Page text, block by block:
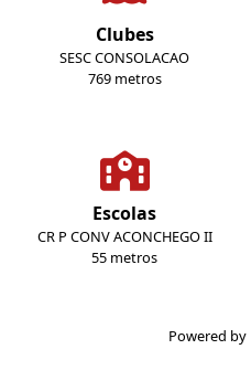
Clubes
SESC CONSOLACAO
769 metros
Escolas
CR P CONV ACONCHEGO II
55 metros
Powered by